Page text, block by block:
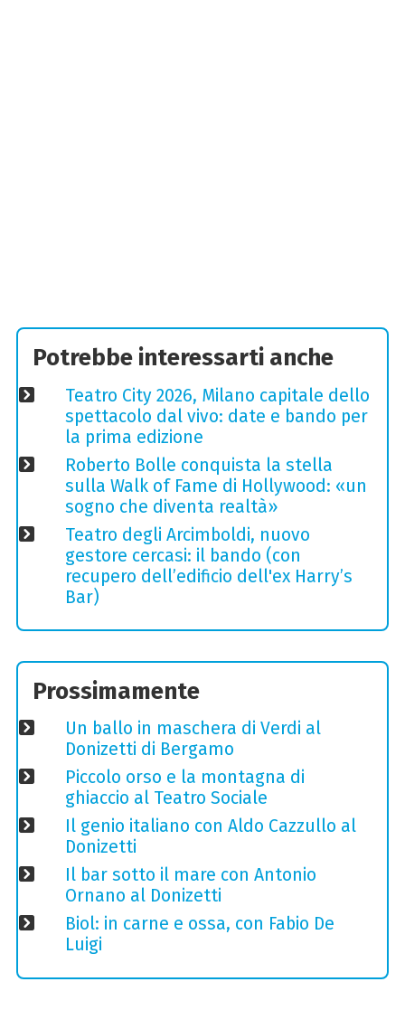
Potrebbe interessarti anche
Teatro City 2026, Milano capitale dello
spettacolo dal vivo: date e bando per
la prima edizione
Roberto Bolle conquista la stella
sulla Walk of Fame di Hollywood: «un
sogno che diventa realtà»
Teatro degli Arcimboldi, nuovo
gestore cercasi: il bando (con
recupero dell’edificio dell'ex Harry’s
Bar)
Prossimamente
Un ballo in maschera di Verdi al
Donizetti di Bergamo
Piccolo orso e la montagna di
ghiaccio al Teatro Sociale
Il genio italiano con Aldo Cazzullo al
Donizetti
Il bar sotto il mare con Antonio
Ornano al Donizetti
Biol: in carne e ossa, con Fabio De
Luigi